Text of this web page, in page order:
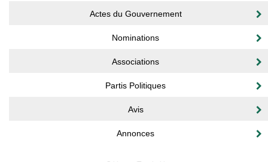
Actes du Gouvernement
Nominations
Associations
Partis Politiques
Avis
Annonces